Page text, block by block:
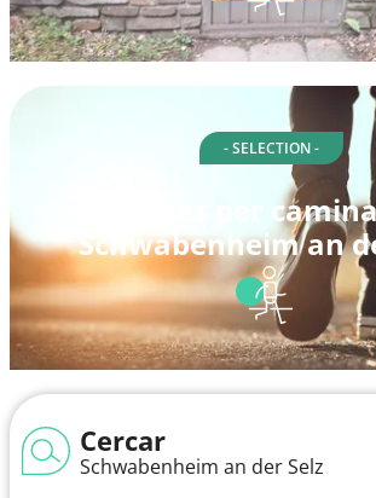
- SELECTION -
Rutes per
Schwabenheim an
Cercar
Schwabenheim an der Selz